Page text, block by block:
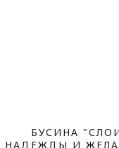
БУСИНА
НАДЕЖДЫ И